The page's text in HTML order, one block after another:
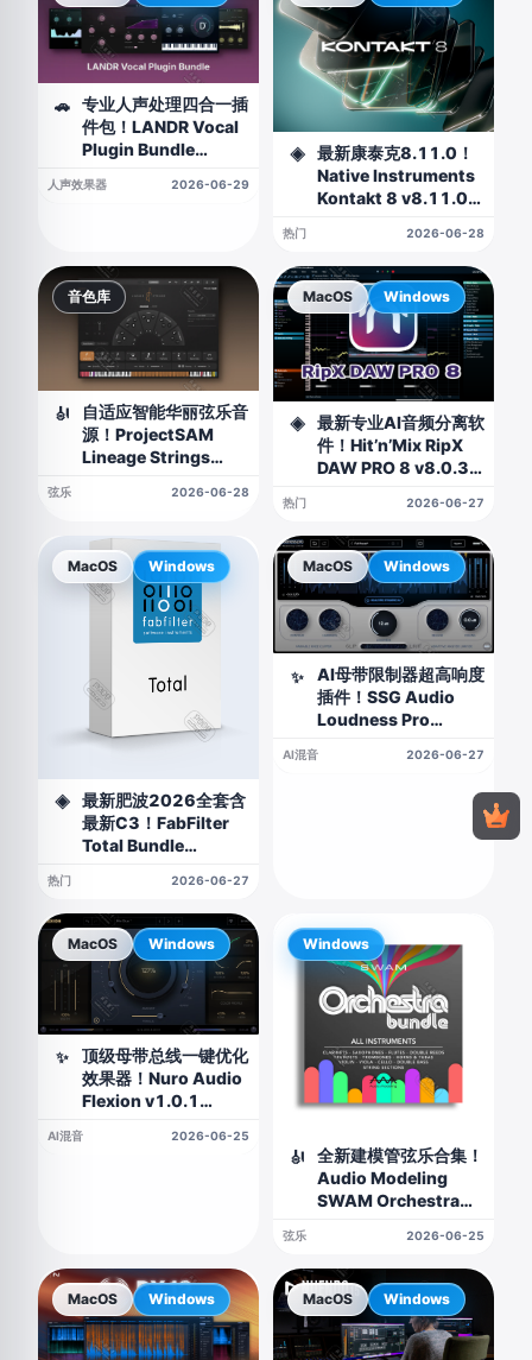
🚗
专业人声处理四合一插
件包！LANDR Vocal
Plugin Bundle
人声效果器 2026-06-29
◈
最新康泰克8.11.0！
Native Instruments
Kontakt 8 v8.11.0
热门 2026-06-28
🎻
自适应智能华丽弦乐音
源！ProjectSAM
Lineage Strings
弦乐 2026-06-28
音色库
◈
最新专业AI音频分离软
件！Hit’n’Mix RipX
DAW PRO 8 v8.0.3
热门 2026-06-27
MacOS Windows
◈
最新肥波2026全套含
最新C3！FabFilter
Total Bundle
热门 2026-06-27
MacOS Windows
✨
AI母带限制器超高响度
插件！SSG Audio
Loudness Pro
AI混音 2026-06-27
MacOS Windows
✨
顶级母带总线一键优化
效果器！Nuro Audio
Flexion v1.0.1
AI混音 2026-06-25
MacOS Windows
🎻
全新建模管弦乐合集！
Audio Modeling
SWAM Orchestra
弦乐 2026-06-25
Windows
MacOS Windows MacOS Windows